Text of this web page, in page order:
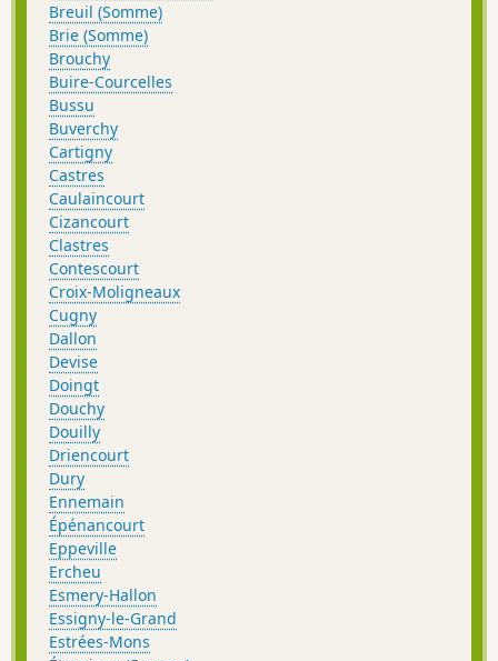
Breuil (Somme)
Brie (Somme)
Brouchy
Buire-Courcelles
Bussu
Buverchy
Cartigny
Castres
Caulaincourt
Cizancourt
Clastres
Contescourt
Croix-Moligneaux
Cugny
Dallon
Devise
Doingt
Douchy
Douilly
Driencourt
Dury
Ennemain
Épénancourt
Eppeville
Ercheu
Esmery-Hallon
Essigny-le-Grand
Estrées-Mons